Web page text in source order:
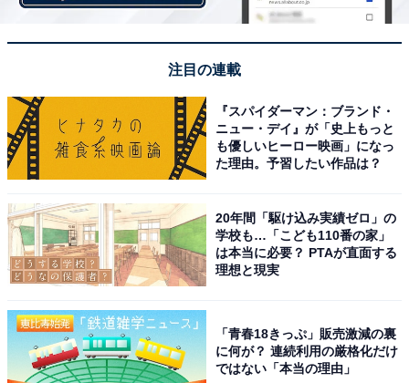
こちらもおすすめ
千葉県民が選んだ「街の幸福度が高い自治体」
ランキング！ 2位「浦安市」、1位は？【2025
年最新】
1
注目の連載
『スパイダーマン：ブランド・
ニュー・デイ』が「史上もっと
も優しいヒーロー映画」になっ
た理由。予習したい作品は？
20年間「駆け込み実績ゼロ」の
学校も…「こども110番の家」
は本当に必要？ PTAが直面する
理想と現実
「青春18きっぷ」販売激減の裏
に何が？ 連続利用の厳格化だけ
ではない「本当の理由」